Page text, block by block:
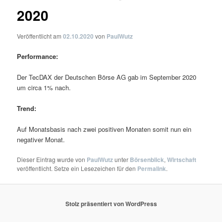
2020
Veröffentlicht am02.10.2020 von PaulWutz
Performance:
Der TecDAX der Deutschen Börse AG gab im September 2020
um circa 1% nach.
Trend:
Auf Monatsbasis nach zwei positiven Monaten somit nun ein
negativer Monat.
Dieser Eintrag wurde von PaulWutzunter Börsenblick,Wirtschaft
veröffentlicht. Setze ein Lesezeichen für den Permalink.
Stolz präsentiert von WordPress